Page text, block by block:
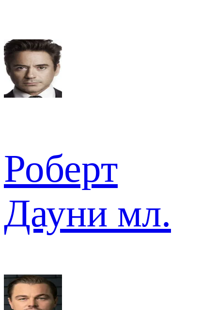
Роберт
Дауни мл.